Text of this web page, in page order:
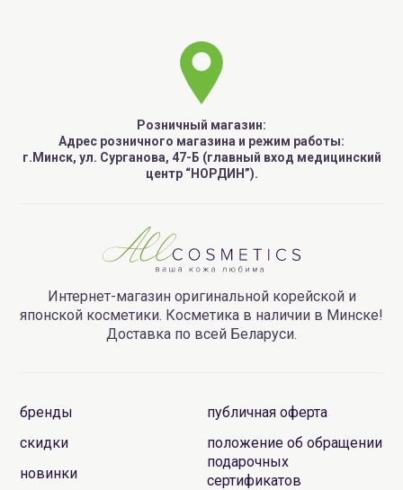
Розничный магазин:
Адрес розничного магазина и режим работы:
г.Минск, ул. Сурганова, 47-Б (главный вход медицинский
центр “НОРДИН”).
Интернет-магазин оригинальной корейской и
японской косметики. Косметика в наличии в Минске!
Доставка по всей Беларуси.
бренды
скидки
новинки
публичная оферта
положение об обращении
подарочных
сертификатов